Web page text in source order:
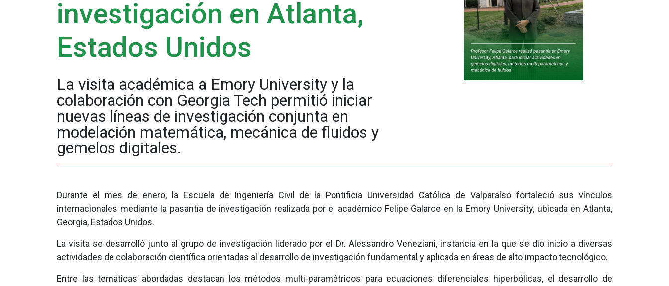
investigación en Atlanta,
Estados Unidos
La visita académica a Emory University y la
colaboración con Georgia Tech permitió iniciar
nuevas líneas de investigación conjunta en
modelación matemática, mecánica de fluidos y
gemelos digitales.
Durante el mes de enero, la Escuela de Ingeniería Civil de la Pontificia Universidad Católica de Valparaíso fortaleció sus vínculos
internacionales mediante la pasantía de investigación realizada por el académico Felipe Galarce en la Emory University, ubicada en Atlanta,
Georgia, Estados Unidos.
La visita se desarrolló junto al grupo de investigación liderado por el Dr. Alessandro Veneziani, instancia en la que se dio inicio a diversas
actividades de colaboración científica orientadas al desarrollo de investigación fundamental y aplicada en áreas de alto impacto tecnológico.
Entre las temáticas abordadas destacan los métodos multi-paramétricos para ecuaciones diferenciales hiperbólicas, el desarrollo de